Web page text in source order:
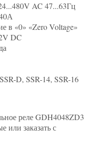
AC 47...63Гц
в «0» «Zero Voltage»
DC
D, SSR-14, SSR-16
реле GDH4048ZD3
или заказать с